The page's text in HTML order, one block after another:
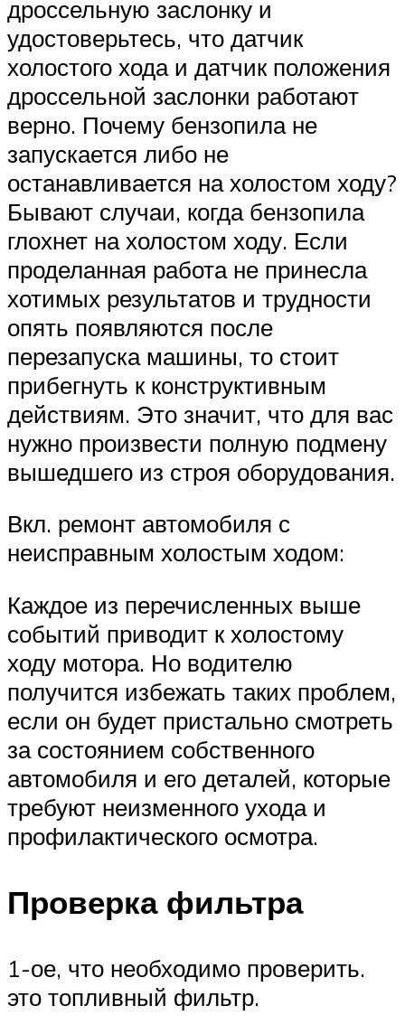
дроссельную заслонку и
удостоверьтесь, что датчик
холостого хода и датчик положения
дроссельной заслонки работают
верно. Почему бензопила не
запускается либо не
останавливается на холостом ходу?
Бывают случаи, когда бензопила
глохнет на холостом ходу. Если
проделанная работа не принесла
хотимых результатов и трудности
опять появляются после
перезапуска машины, то стоит
прибегнуть к конструктивным
действиям. Это значит, что для вас
нужно произвести полную подмену
вышедшего из строя оборудования.
Вкл. ремонт автомобиля с
неисправным холостым ходом:
Каждое из перечисленных выше
событий приводит к холостому
ходу мотора. Но водителю
получится избежать таких проблем,
если он будет пристально смотреть
за состоянием собственного
автомобиля и его деталей, которые
требуют неизменного ухода и
профилактического осмотра.
Проверка фильтра
1-ое, что необходимо проверить.
это топливный фильтр.